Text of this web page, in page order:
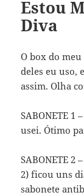
Estou
Diva
O box do
deles eu uso,
assim. Olha
SABONETE 1
usei. Ótimo
SABONETE
2) ficou uns
sabonete